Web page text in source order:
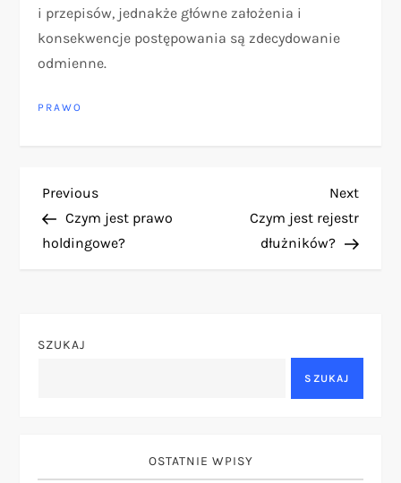
i przepisów, jednakże główne założenia i
konsekwencje postępowania są zdecydowanie
odmienne.
PRAWO
N
a
Previous
Post
Previous
Czym jest prawo
holdingowe?
Next
Post
Next
Czym jest rejestr
dłużników?
SZUKAJ
SZUKAJ
OSTATNIE WPISY